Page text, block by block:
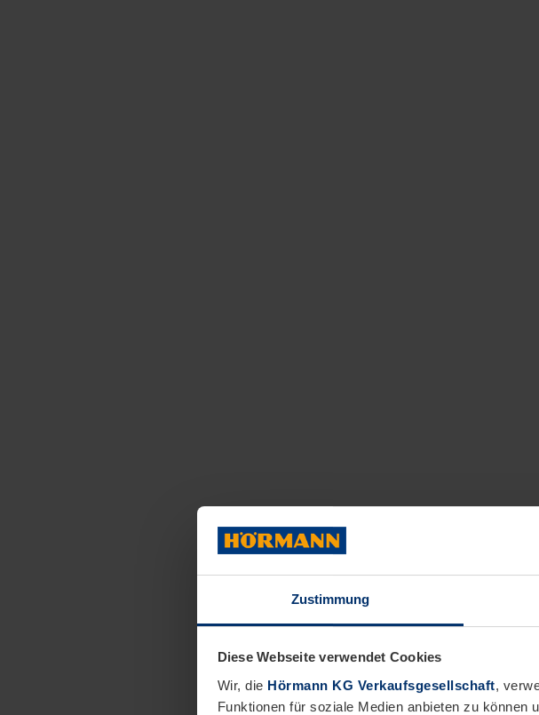
Zustimmung
Diese Webseite verwendet Cookies
Wir, die Hörmann KG Verkaufsgesellschaft,
Funktionen für soziale Medien anbieten zu können